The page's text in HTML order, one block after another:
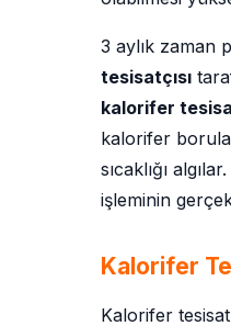
3 aylık zaman
tesisatçısı
kalorifer
kalorifer
sıcaklığı
işleminin
Kalorifer
Kalorifer